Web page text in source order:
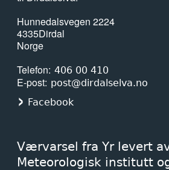
Hunnedalsvegen 2224
4335Dirdal
Norge
Telefon 406 00 410
E-post post@dirdalselva.no
Facebook
Værvarsel fra Yr levert
Meteorologisk institutt